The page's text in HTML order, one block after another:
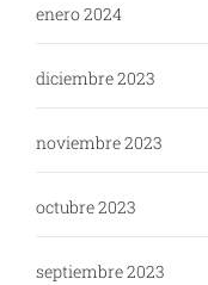
enero 2024
diciembre 2023
noviembre 2023
octubre 2023
septiembre 2023